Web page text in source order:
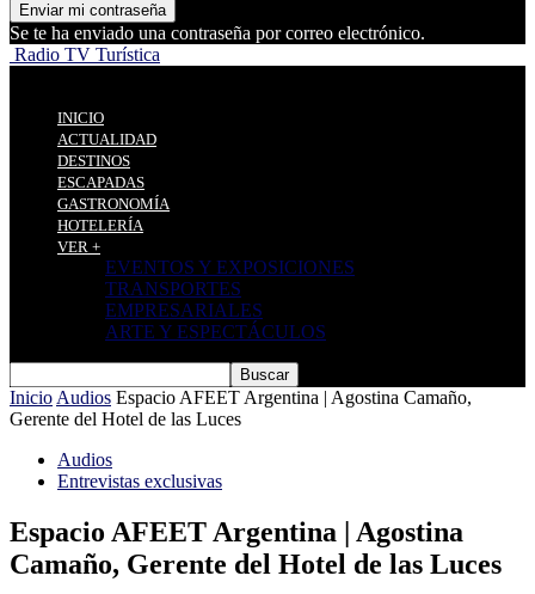
Se te ha enviado una contraseña por correo electrónico.
Radio TV Turística
INICIO
ACTUALIDAD
DESTINOS
ESCAPADAS
GASTRONOMÍA
HOTELERÍA
VER +
EVENTOS Y EXPOSICIONES
TRANSPORTES
EMPRESARIALES
ARTE Y ESPECTÁCULOS
Inicio Audios Espacio AFEET Argentina | Agostina Camaño,
Gerente del Hotel de las Luces
Audios
Entrevistas exclusivas
Espacio AFEET Argentina | Agostina
Camaño, Gerente del Hotel de las Luces